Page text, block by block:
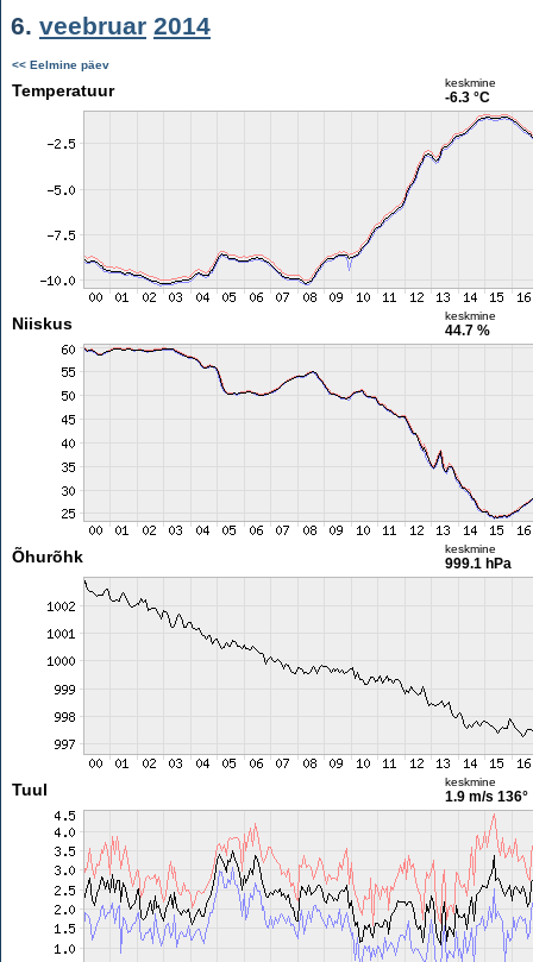
6. veebruar 2014
<< Eelmine päev
Temperatuur keskmine
-6.3 °C
Niiskus keskmine
44.7 %
Õhurõhk keskmine
999.1 hPa
Tuul keskmine
1.9 m/s 136°